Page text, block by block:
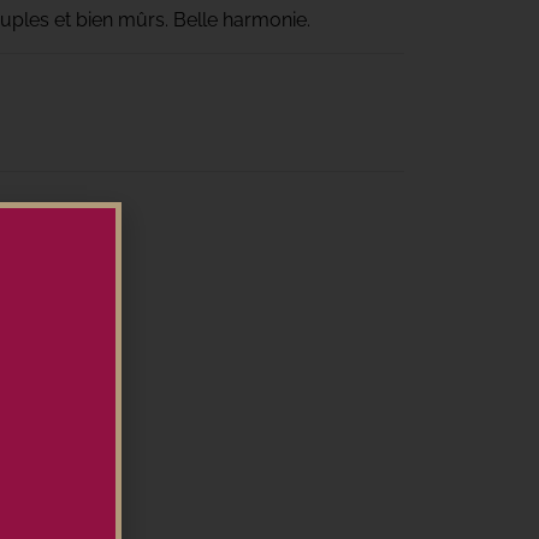
et bien mûrs. Belle harmonie.